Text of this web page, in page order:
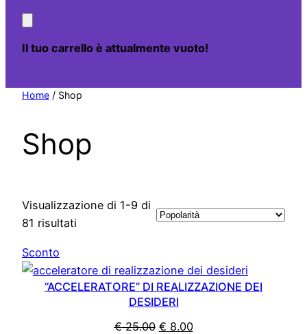
Il tuo carrello è attualmente vuoto!
Home / Shop
Shop
Visualizzazione di 1-9 di
81 risultati
Sconto
in
offerta
“ACCELERATORE” DI REALIZZAZIONE DEI
DESIDERI
€25.00 Il
€ 8.00Il